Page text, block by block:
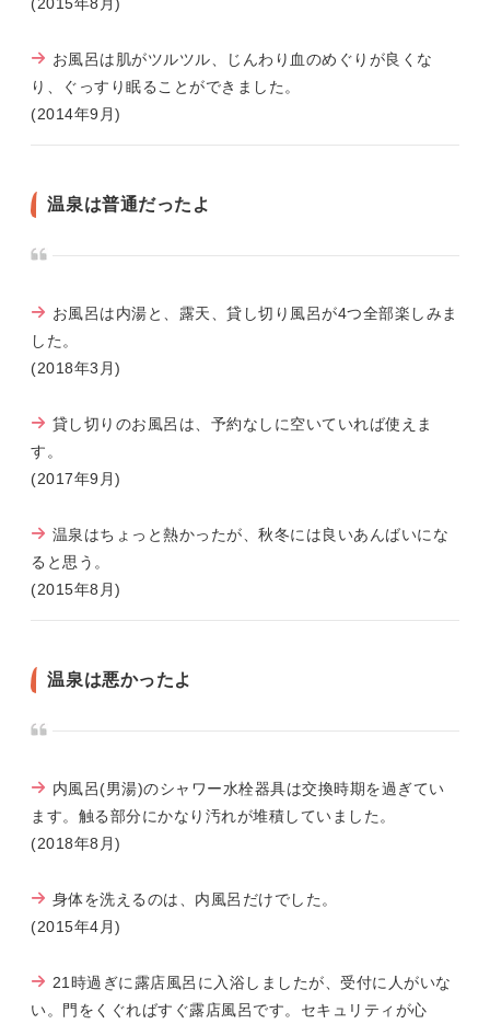
お風呂は肌がツルツル、じんわり血のめぐりが良くな
り、ぐっすり眠ることができました。
(2014年9月)
温泉は普通だったよ
お風呂は内湯と、露天、貸し切り風呂が4つ全部楽しみま
した。
(2018年3月)
貸し切りのお風呂は、予約なしに空いていれば使えま
す。
(2017年9月)
温泉はちょっと熱かったが、秋冬には良いあんばいにな
ると思う。
(2015年8月)
温泉は悪かったよ
内風呂(男湯)のシャワー水栓器具は交換時期を過ぎてい
ます。触る部分にかなり汚れが堆積していました。
(2018年8月)
身体を洗えるのは、内風呂だけでした。
(2015年4月)
21時過ぎに露店風呂に入浴しましたが、受付に人がいな
い。門をくぐればすぐ露店風呂です。セキュリティが心